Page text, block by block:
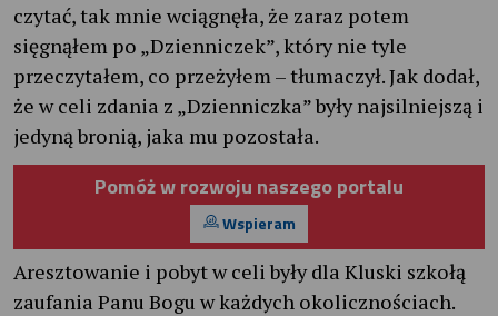
czytać, tak mnie wciągnęła, że zaraz potem
sięgnąłem po „Dzienniczek”, który nie tyle
przeczytałem, co przeżyłem – tłumaczył. Jak dodał,
że w celi zdania z „Dzienniczka” były najsilniejszą i
jedyną bronią, jaka mu pozostała.
Pomóż w rozwoju naszego portalu
Wspieram
Aresztowanie i pobyt w celi były dla Kluski szkołą
zaufania Panu Bogu w każdych okolicznościach.